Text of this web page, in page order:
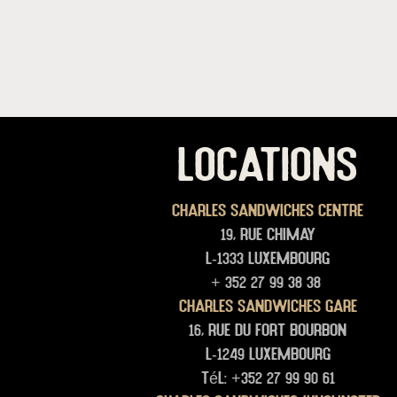
LOCATIONS
Charles Sandwiches Centre
19, rue Chimay
L-1333 Luxembourg
+ 352 27 99 38 38
Charles Sandwiches Gare
16, rue du Fort Bourbon
L-1249 Luxembourg
Tél: +352 27 99 90 61